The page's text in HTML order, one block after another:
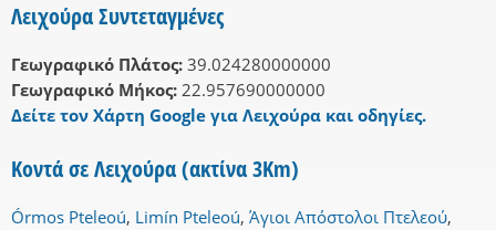
Λειχούρα Συντεταγμένες
Γεωγραφικό Πλάτος: 39.024280000000
Γεωγραφικό Μήκος: 22.957690000000
Δείτε τον Χάρτη Google για Λειχούρα και οδηγίες.
Κοντά σε Λειχούρα (ακτίνα 3Km)
Órmos Pteleoú, Limín Pteleoú, Άγιοι Απόστολοι Πτελεού,